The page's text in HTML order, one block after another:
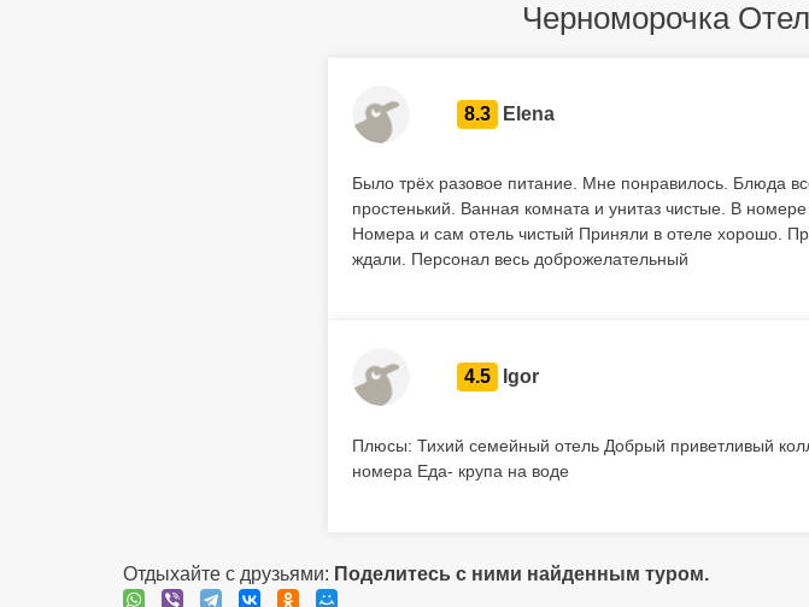
Черноморочка
8.3 Elena
Было трёх разовое питание. Мне понравилось. Блюда
простенький. Ванная комната и унитаз чистые. В
Номера и сам отель чистый Приняли в отеле хорошо.
ждали. Персонал весь доброжелательный
4.5 Igor
Плюсы: Тихий семейный отель Добрый приветливый
номера Еда- крупа на воде
Отдыхайте с друзьями: Поделитесь с ними найденным туром.